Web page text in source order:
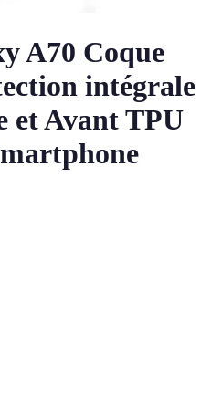
A70 Coque
intégrale
et Avant TPU